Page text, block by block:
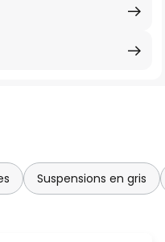
Suspensions en gris